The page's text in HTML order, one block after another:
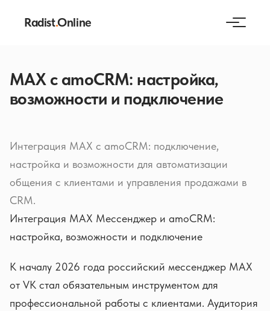
Radist.Online
MAX с amoCRM: настройка,
возможности и подключение
Интеграция MAX с amoCRM: подключение,
настройка и возможности для автоматизации
общения с клиентами и управления продажами в
CRM.
Интеграция MAX Мессенджер и amoCRM:
настройка, возможности и подключение
К началу 2026 года российский мессенджер MAX
от VK стал обязательным инструментом для
профессиональной работы с клиентами. Аудитория